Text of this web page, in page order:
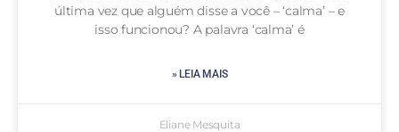
última vez que alguém disse a você – ‘calma’ – e
isso funcionou? A palavra ‘calma’ é
» LEIA MAIS
Eliane Mesquita